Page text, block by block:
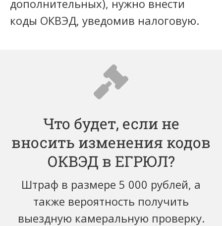
дополнительных), нужно внести
коды ОКВЭД, уведомив налоговую.
Что будет, если не
вносить изменения кодов
ОКВЭД в ЕГРЮЛ?
Штраф в размере 5 000 рублей, а
также вероятность получить
выездную камеральную проверку.